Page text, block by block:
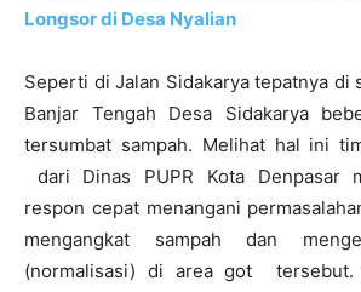
Longsor di Desa Nyalian
Seperti di Jalan Sidakarya tepatnya di
Banjar Tengah Desa Sidakarya
tersumbat sampah. Melihat hal ini
dari Dinas PUPR Kota Denpasar
respon cepat menangani
mengangkat sampah dan
(normalisasi) di area got tersebut.